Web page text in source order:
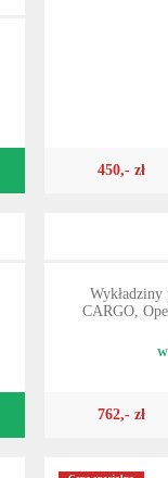
450,- zł
Wykładziny
CARGO,
762,- zł